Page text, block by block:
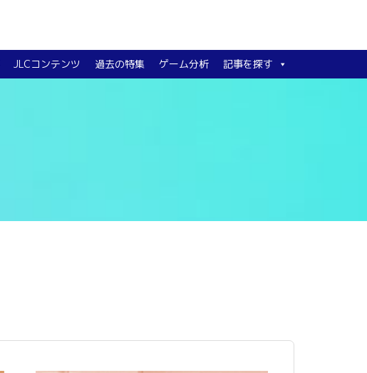
JLCコンテンツ 過去の特集 ゲーム分析 記事を探す